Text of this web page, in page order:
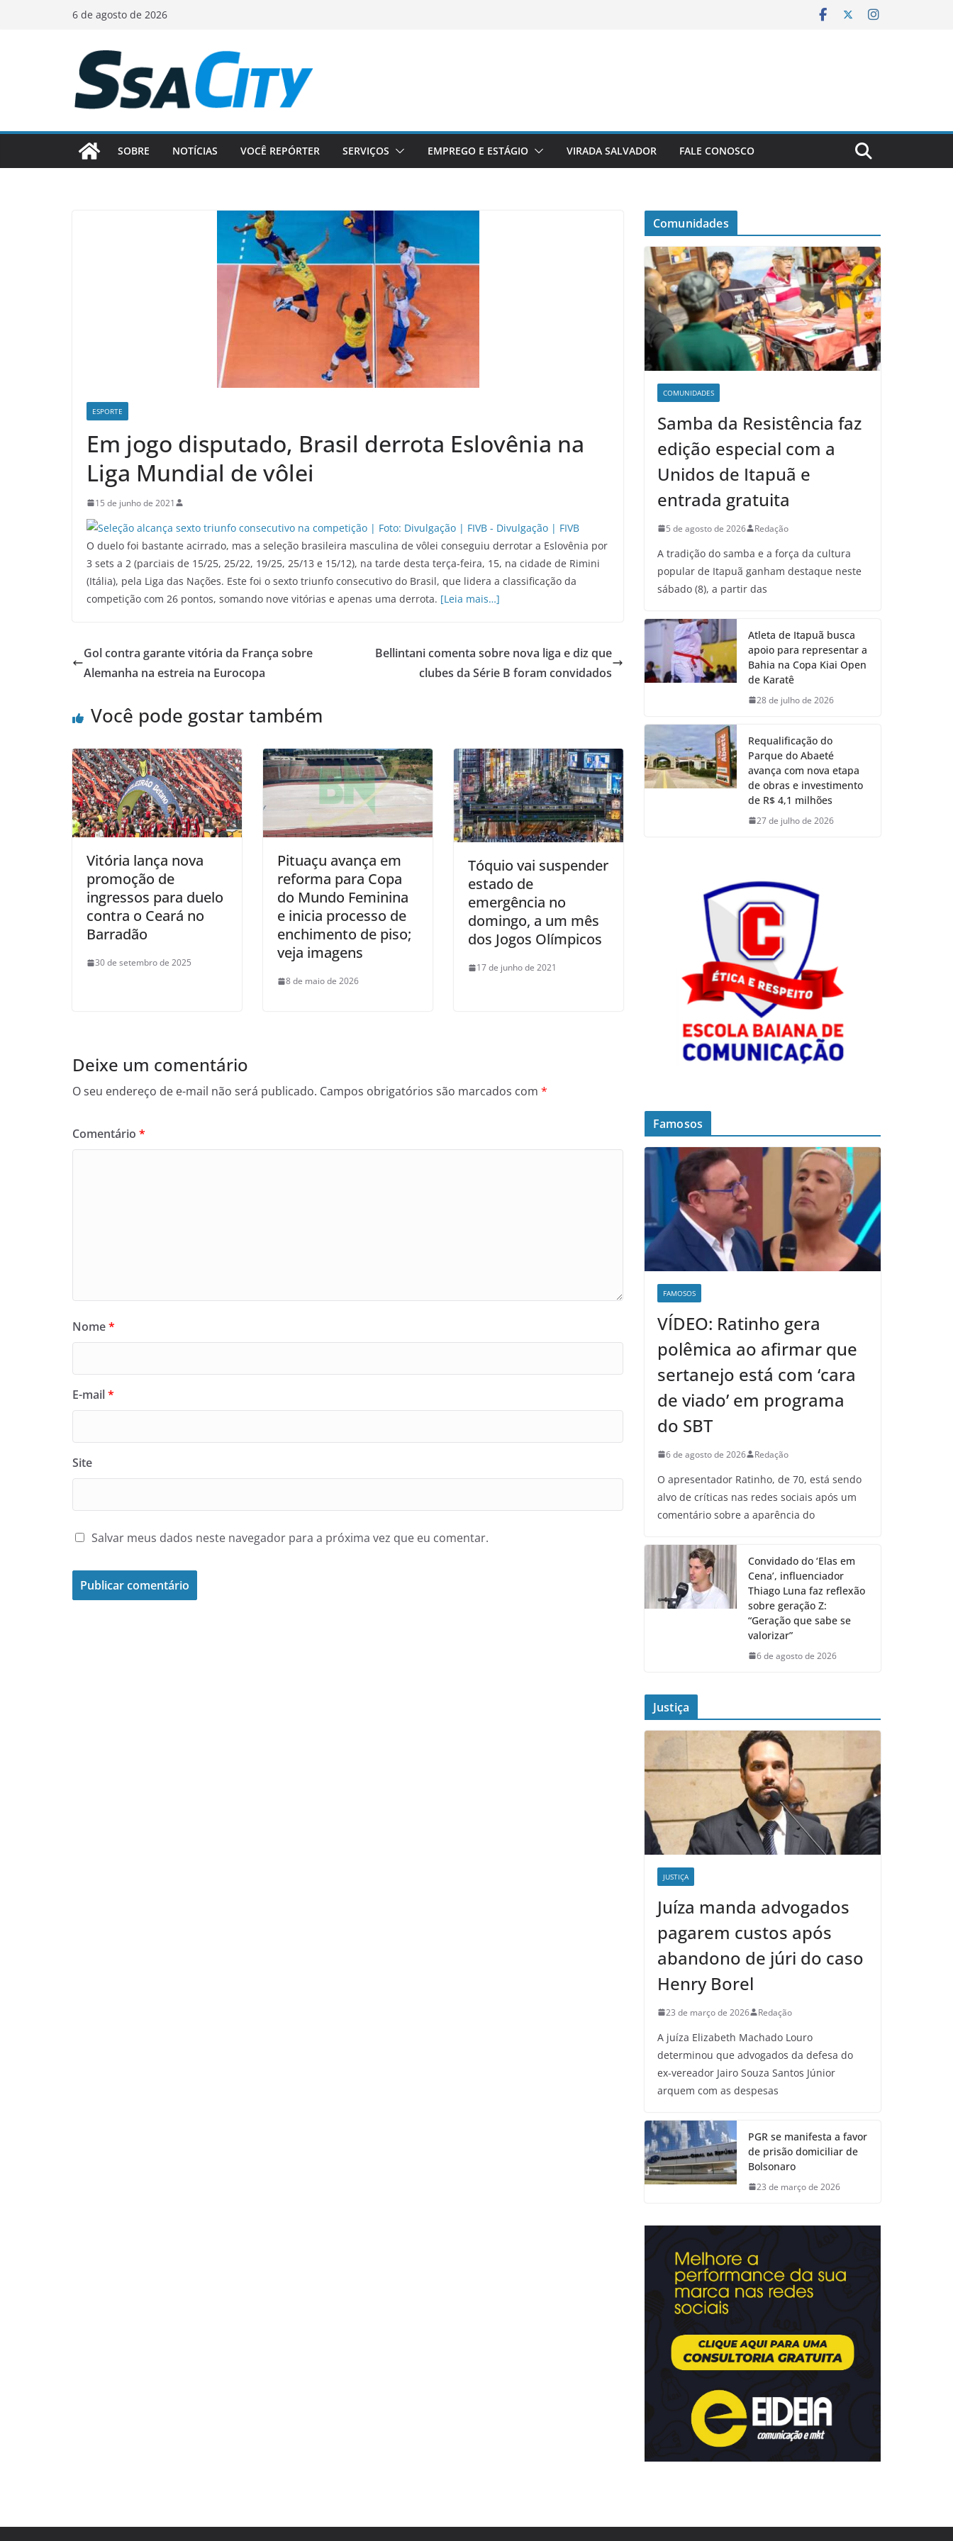
6 de agosto de 2026
SOBRE NOTÍCIAS VOCÊ REPÓRTER SERVIÇOS EMPREGO E ESTÁGIO VIRADA SALVADOR FALE CONOSCO
ESPORTE
Em jogo disputado, Brasil derrota Eslovênia na
Liga Mundial de vôlei
15 de junho de 2021
O duelo foi bastante acirrado, mas a seleção brasileira masculina de vôlei conseguiu derrotar a Eslovênia por
3 sets a 2 (parciais de 15/25, 25/22, 19/25, 25/13 e 15/12), na tarde desta terça-feira, 15, na cidade de Rimini
(Itália), pela Liga das Nações. Este foi o sexto triunfo consecutivo do Brasil, que lidera a classificação da
competição com 26 pontos, somando nove vitórias e apenas uma derrota. [Leia mais…]
Gol contra garante vitória da França sobre
Alemanha na estreia na Eurocopa
Bellintani comenta sobre nova liga e diz que
clubes da Série B foram convidados
Você pode gostar também
Vitória lança nova
promoção de
ingressos para duelo
contra o Ceará no
Barradão
30 de setembro de 2025
Pituaçu avança em
reforma para Copa
do Mundo Feminina
e inicia processo de
enchimento de piso;
veja imagens
8 de maio de 2026
Tóquio vai suspender
estado de
emergência no
domingo, a um mês
dos Jogos Olímpicos
17 de junho de 2021
Deixe um comentário
O seu endereço de e-mail não será publicado. Campos obrigatórios são marcados com *
Comentário *
Nome*
E-mail*
Site
Salvar meus dados neste navegador para a próxima vez que eu comentar.
Comunidades
COMUNIDADES
Samba da Resistência faz
edição especial com a
Unidos de Itapuã e
entrada gratuita
5 de agosto de 2026 Redação
A tradição do samba e a força da cultura
popular de Itapuã ganham destaque neste
sábado (8), a partir das
Atleta de Itapuã busca
apoio para representar a
Bahia na Copa Kiai Open
de Karatê
28 de julho de 2026
Requalificação do
Parque do Abaeté
avança com nova etapa
de obras e investimento
de R$ 4,1 milhões
27 de julho de 2026
Famosos
FAMOSOS
VÍDEO: Ratinho gera
polêmica ao afirmar que
sertanejo está com ‘cara
de viado’ em programa
do SBT
6 de agosto de 2026 Redação
O apresentador Ratinho, de 70, está sendo
alvo de críticas nas redes sociais após um
comentário sobre a aparência do
Convidado do ‘Elas em
Cena’, influenciador
Thiago Luna faz reflexão
sobre geração Z:
“Geração que sabe se
valorizar”
6 de agosto de 2026
Justiça
JUSTIÇA
Juíza manda advogados
pagarem custos após
abandono de júri do caso
Henry Borel
23 de março de 2026 Redação
A juíza Elizabeth Machado Louro
determinou que advogados da defesa do
ex-vereador Jairo Souza Santos Júnior
arquem com as despesas
PGR se manifesta a favor
de prisão domiciliar de
Bolsonaro
23 de março de 2026